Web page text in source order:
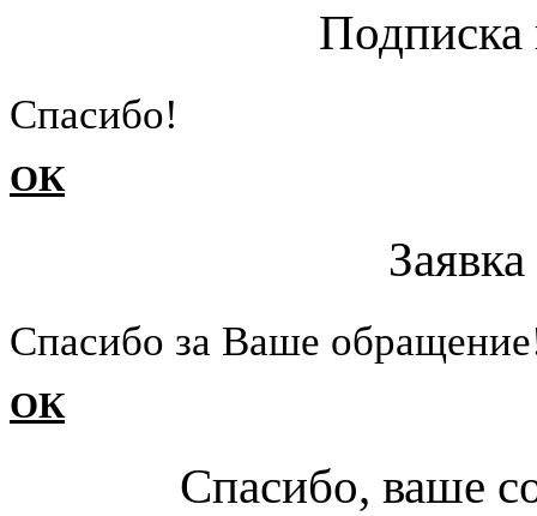
Подписка
Cпасибо!
ОК
Cпасибо за Ваше
ОК
Спасибо, ваше